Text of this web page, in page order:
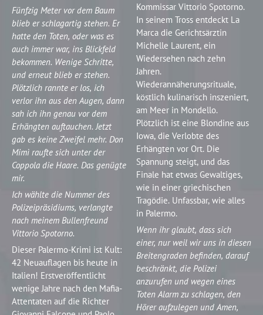
Fünfzig Meter vor dem Baum
blieb er schlagartig stehen. Er
hatte den Toten, oder was es
auch immer war, ins Blickfeld
bekommen. Wenige Schritte,
und erneut blieb er stehen.
Plötzlich rannte er los, ich
verlor ihn aus den Augen, dann
sah ich ihn genau vor dem
Erhängten auftauchen. Jetzt
gab es keine Zweifel mehr. Don
Mimì raufte sich unter der
Coppola die Haare. Das genügte
mir.
Ich wählte die Nummer des
Polizeipräsidiums, verlangte
nach meinem Bullenfreund
Vittorio Spotorno.
Dieser Palermo-Krimi ist Kult:
42 Neuauflagen bis heute in
Italien! Erstveröffentlicht
wenige Jahre nach den Mafia-
Attentaten auf die Richter
Kommissar Vittorio Spotorno.
In seinem Tross entdeckt La
Marca die Gerichtsärztin
Michelle Laurent, ein
Wiedersehen nach zehn
Jahren.
Wiederannäherungsrituale,
köstlich kulinarisch inszeniert,
am Meer in Mondello.
Plötzlich ist eine Blondine aus
Iowa, die Verlobte des
Erhängten vor Ort. Die
Spannung steigt, und das
Finale hat etwas Gewaltiges,
wie in einer griechischen
Tragödie. Unfassbar, wie alles
in Palermo.
Wenn ihr glaubt, dass sich
einer, nur weil wir uns in diesen
Breitengraden befinden, darauf
beschränkt, die Polizei
anzurufen und wegen eines
Toten Alarm zu schlagen, den
Hörer aufzulegen und Amen,